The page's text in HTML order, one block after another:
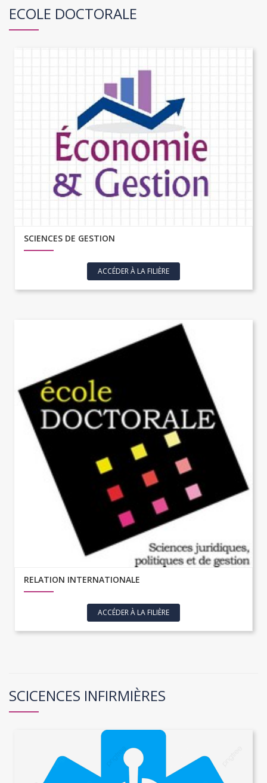
ECOLE DOCTORALE
SCIENCES DE GESTION
ACCÉDER À LA FILIÈRE
RELATION INTERNATIONALE
ACCÉDER À LA FILIÈRE
SCICENCES INFIRMIÈRES